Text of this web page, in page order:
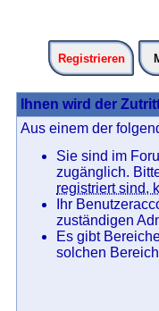
Registrieren
Ihnen wird der
Aus einem der
Sie sind im
zugänglich.
registriert sind,
Ihr
zuständigen
Es gibt
solchen